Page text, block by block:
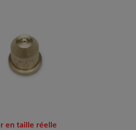
en taille réelle